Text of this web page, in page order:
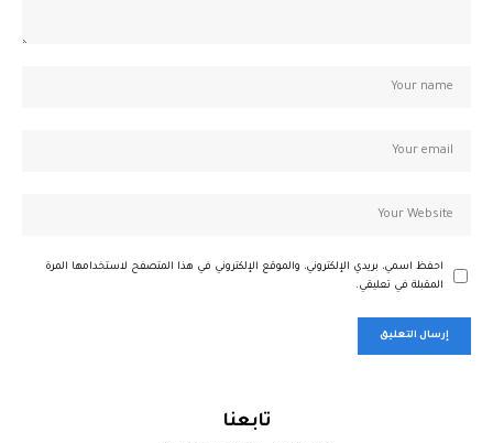
احفظ اسمي، بريدي الإلكتروني، والموقع الإلكتروني في هذا المتصفح لاستخدامها المرة
المقبلة في تعليقي.
تابعنا